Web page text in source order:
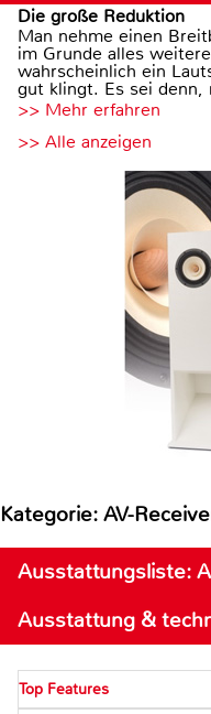
Die große Reduktion
Man nehme einen
im Grunde alles
wahrscheinlich ein
gut klingt. Es sei
>> Mehr erfahren
>> Alle anzeigen
Kategorie: AV-
Ausstattungsliste:
Ausstattung &
Top Features